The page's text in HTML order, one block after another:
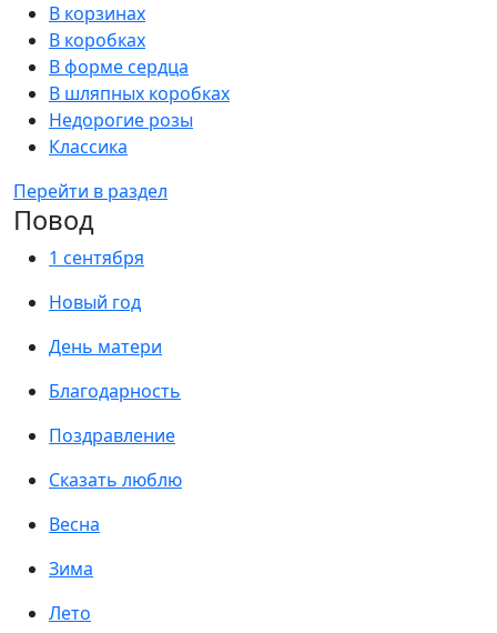
В корзинах
В коробках
В форме сердца
В шляпных коробках
Недорогие розы
Классика
Перейти в раздел
Повод
1 сентября
Новый год
День матери
Благодарность
Поздравление
Сказать люблю
Весна
Зима
Лето